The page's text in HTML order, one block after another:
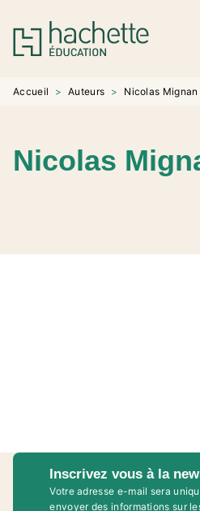
MENU RECHERCHE
PIED DE PAGE
Accueil > Auteurs > Nicolas Mignan
Nicolas
Inscrivez vous à la
Votre adresse e-mail sera
envoyer des informations sur